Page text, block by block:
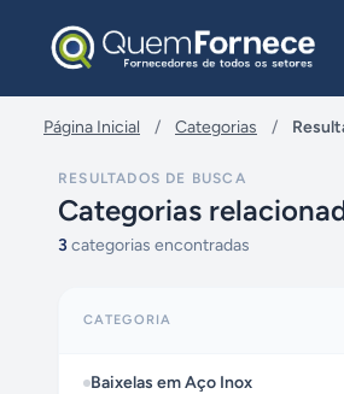
Página Inicial / Categorias /
RESULTADOS DE BUSCA
Categorias
3 categorias encontradas
CATEGORIA
Baixelas em Aço Inox